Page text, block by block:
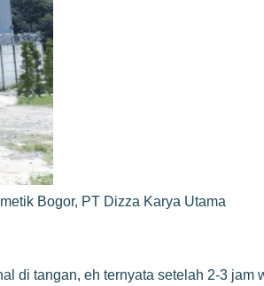
Bogor, PT Dizza Karya Utama
di tangan, eh ternyata setelah 2-3